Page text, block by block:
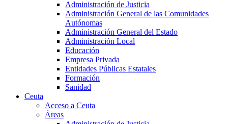
Administración de Justicia
Administración General de las Comunidades
Autónomas
Administración General del Estado
Administración Local
Educación
Empresa Privada
Entidades Públicas Estatales
Formación
Sanidad
Ceuta
Acceso a Ceuta
Áreas